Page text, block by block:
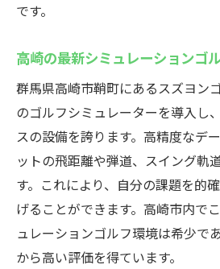
手ぶらで気軽に通える
初心者も歓迎！高崎市の最
設
インドアゴルフスクー
心感
未経験者でも楽しめる
フ体験
高崎のインドアゴルフ施
です。
高崎の最新シミュレーションゴ
群馬県高崎市鞘町にあるスズヨン
のゴルフシミュレーターを導入し
スの設備を誇ります。高精度なデ
ットの飛距離や弾道、スイング軌
す。これにより、自分の課題を的
げることができます。高崎市内で
ュレーションゴルフ環境は希少で
から高い評価を得ています。